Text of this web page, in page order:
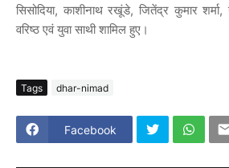
सिसोदिया, काशीनाथ रखूंडे, जितेंद्र कुमार
वरिष्ठ एवं युवा साथी शामिल हुए।
Tags dhar-nimad
Facebook